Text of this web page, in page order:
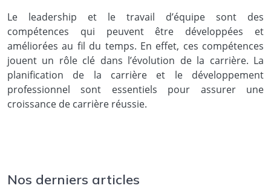
Le leadership et le travail d’équipe sont des
compétences qui peuvent être développées et
améliorées au fil du temps. En effet, ces compétences
jouent un rôle clé dans l’évolution de la carrière. La
planification de la carrière et le développement
professionnel sont essentiels pour assurer une
croissance de carrière réussie.
Nos derniers articles